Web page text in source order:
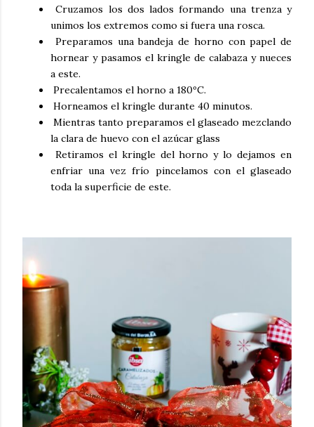
Cruzamos los dos lados formando una trenza y
unimos los extremos como si fuera una rosca.
Preparamos una bandeja de horno con papel de
hornear y pasamos el kringle de calabaza y nueces
a este.
Precalentamos el horno a 180ºC.
Horneamos el kringle durante 40 minutos.
Mientras tanto preparamos el glaseado mezclando
la clara de huevo con el azúcar glass
Retiramos el kringledel horno y lo dejamos en
enfriar una vez frío pincelamos con el glaseado
toda la superficie de este.